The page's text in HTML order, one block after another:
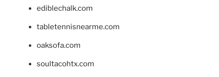
ediblechalk.com
tabletennisnearme.com
oaksofa.com
soultacohtx.com